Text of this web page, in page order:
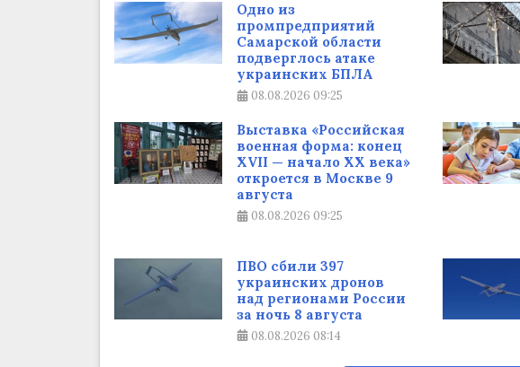
Одно из
промпредприятий
Самарской области
подверглось атаке
украинских БПЛА
08.08.2026 09:25
Выставка «Российская
военная форма: конец
XVII — начало XX века»
откроется в Москве 9
августа
08.08.2026 09:25
ПВО сбили 397
украинских дронов
над регионами России
за ночь 8 августа
08.08.2026 08:14